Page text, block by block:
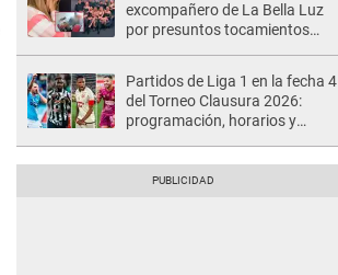
excompañero de La Bella Luz
por presuntos tocamientos
Partidos de Liga 1 en la fecha 4
del Torneo Clausura 2026:
programación, horarios y